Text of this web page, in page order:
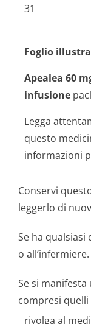
31
Foglio
Apealea 60
infusione
Legga
questo
informazioni
Conservi
leggerlo di
Se ha qualsiasi
o all’infermiere.
Se si
compresi
rivolga al